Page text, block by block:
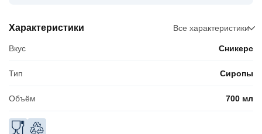
Характеристики Все характеристики
Вкус Сникерс
Тип Сиропы
Объём 700 мл